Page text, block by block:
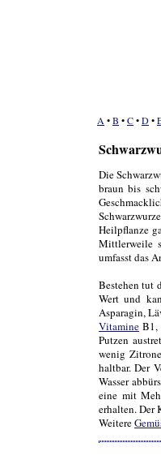
Die
braun bis
Heilpflanze
Mittlerweile
umfasst das
Bestehen tut
Wert und
Asparagin,
Vitamine B1,
Putzen
wenig
haltbar. Der
Wasser
eine mit
erhalten. Der
Weitere
A •B •C•D•